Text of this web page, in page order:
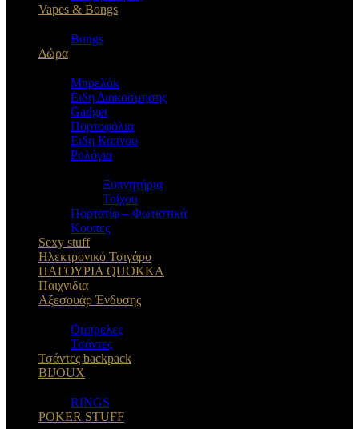
Vapes & Bongs
Bongs
Δώρα
Μπρελόκ
Eιδη Διακοσμησης
Gadget
Πορτοφόλια
Ειδη Καπνου
Ρολόγια
Ξυπνητήρια
Τοίχου
Πορτατίφ – Φωτιστικά
Κουπες
Sexy stuff
Ηλεκτρονικό Τσιγάρο
ΠΑΓΟΥΡΙΑ QUOKKA
Παιχνιδια
Αξεσουάρ Ένδυσης
Oμπρελες
Τσάντες
Τσάντες backpack
BIJOUX
RINGS
POKER STUFF